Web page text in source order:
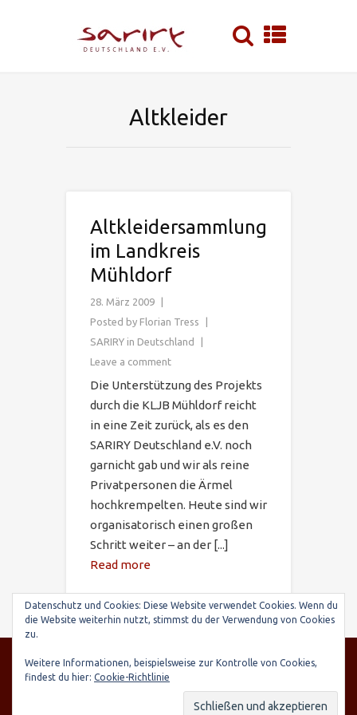
Altkleider
Altkleidersammlung
im Landkreis
Mühldorf
28. März 2009
Posted by Florian Tress
SARIRY in Deutschland
Leave a comment
Die Unterstützung des Projekts
durch die KLJB Mühldorf reicht
in eine Zeit zurück, als es den
SARIRY Deutschland e.V. noch
garnicht gab und wir als reine
Privatpersonen die Ärmel
hochkrempelten. Heute sind wir
organisatorisch einen großen
Schritt weiter – an der [...]
Read more
© SARIRY Deutschland e.V., Seltenhornstr. 21,
84559 Kraiburg | Spendenkonto: Raiffeisenbank
Taufkirchen-Oberneukirchen, IBAN: DE03 7016
9568 0000 7248 15, BIC: GENODEF1TAE
Datenschutz und Cookies: Diese Website verwendet Cookies. Wenn du
die Website weiterhin nutzt, stimmst du der Verwendung von Cookies
zu.
Weitere Informationen, beispielsweise zur Kontrolle von Cookies,
findest du hier: Cookie-Richtlinie